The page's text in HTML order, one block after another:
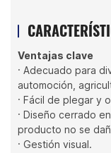
Ventajas clave
· Adecuado para
automoción,
· Fácil de plegar y
· Diseño cerrado
producto no se
· Gestión visual.